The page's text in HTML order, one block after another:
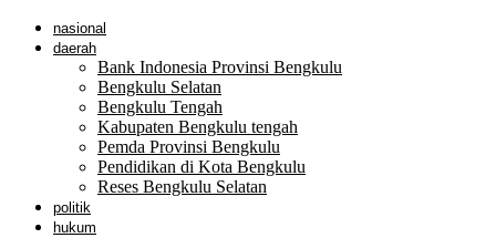
nasional
daerah
Bank Indonesia Provinsi Bengkulu
Bengkulu Selatan
Bengkulu Tengah
Kabupaten Bengkulu tengah
Pemda Provinsi Bengkulu
Pendidikan di Kota Bengkulu
Reses Bengkulu Selatan
politik
hukum